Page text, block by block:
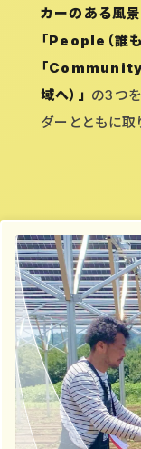
カーのある風景
「People（誰
「Community
域へ）」 の3つ
ダーとともに取